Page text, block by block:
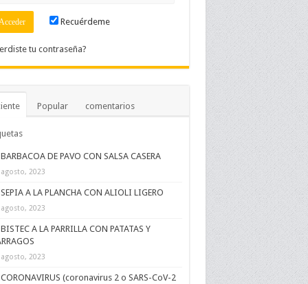
Recuérdeme
tu contraseña?
Popular comentarios
BARBACOA DE PAVO CON SALSA CASERA
2023
SEPIA A LA PLANCHA CON ALIOLI LIGERO
2023
BISTEC A LA PARRILLA CON PATATAS Y
2023
CORONAVIRUS (coronavirus 2 o SARS-CoV-2